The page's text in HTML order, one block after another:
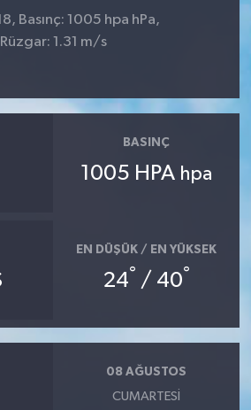
Basınç: 1005 hpa hPa,
Rüzgar: 1.31 m/s
BASINÇ
1005 HPA hpa
EN DÜŞÜK / EN YÜKSEK
24° / 40°
08 AĞUSTOS
CUMARTESI